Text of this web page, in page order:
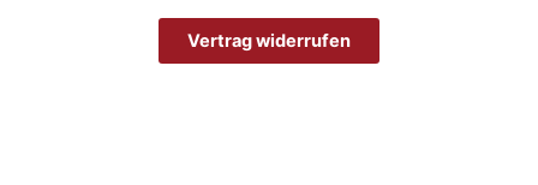
Vertrag widerrufen